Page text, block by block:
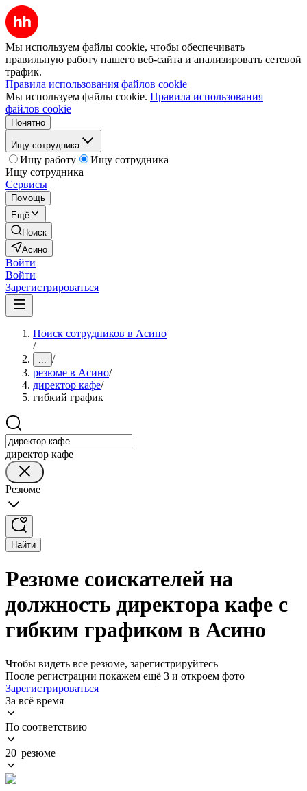
Мы используем файлы cookie, чтобы обеспечивать
правильную работу нашего веб-сайта и анализировать сетевой
трафик.
Правила использования файлов cookie
Мы используем файлы cookie. Правила использования
файлов cookie
Понятно
Ищу сотрудника
Ищу работу
Ищу сотрудника
Ищу сотрудника
Сервисы
Помощь
Ещё
Поиск
Асино
Войти
Войти
Зарегистрироваться
Поиск сотрудников в Асино
/
... /
резюме в Асино/
директор кафе/
гибкий график
директор кафе
Резюме
Найти
Резюме соискателей на
должность директора кафе с
гибким графиком в Асино
Чтобы видеть все резюме, зарегистрируйтесь
После регистрации покажем ещё 3 и откроем фото
Зарегистрироваться
За всё время
По соответствию
20 резюме